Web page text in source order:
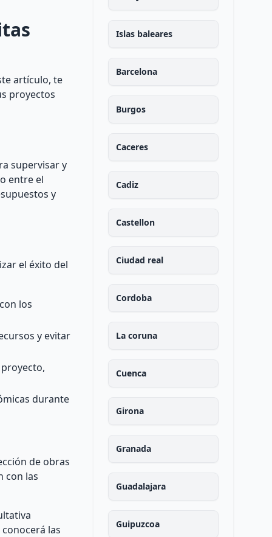
artículo, te
proyectos
supervisar y
entre el
y
el éxito del
los
y evitar
durante
de obras
con las
las
Islas baleares
Barcelona
Burgos
Caceres
Cadiz
Castellon
Ciudad real
Cordoba
La coruna
Cuenca
Girona
Granada
Guadalajara
Guipuzcoa